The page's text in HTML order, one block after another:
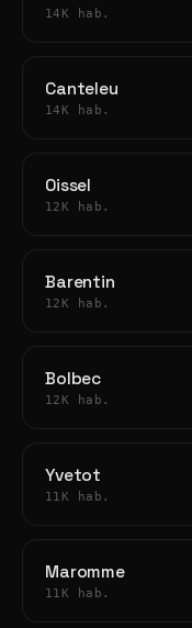
14K hab.
Canteleu
14K hab.
Oissel
12K hab.
Barentin
12K hab.
Bolbec
12K hab.
Yvetot
11K hab.
Maromme
11K hab.